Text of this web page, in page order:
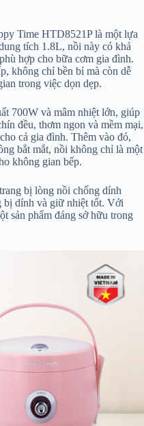
Time HTD8521P là một lựa
tích 1.8L, nồi này có khả
hợp cho bữa cơm gia đình.
không chỉ bền bỉ mà còn dễ
trong việc dọn dẹp.
700W và mâm nhiệt lớn, giúp
đều, thơm ngon và mềm mại,
cả gia đình. Thêm vào đó,
bắt mắt, nồi không chỉ là một
không gian bếp.
bị lòng nồi chống dính
bị dính và giữ nhiệt tốt. Với
sản phẩm đáng sở hữu trong